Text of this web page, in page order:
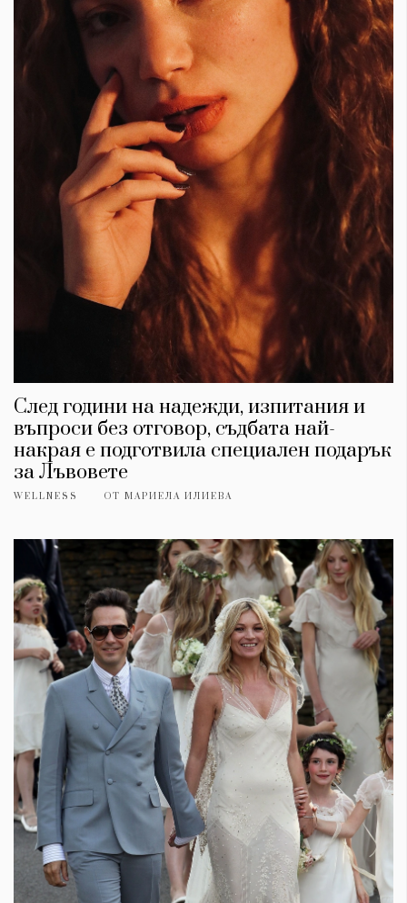
След години на надежди, изпитания и
въпроси без отговор, съдбата най-
накрая е подготвила специален подарък
за Лъвовете
WELLNESS ОТ МАРИЕЛА ИЛИЕВА